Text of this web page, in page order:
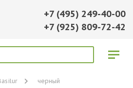
+7 (495) 249-40-00
+7 (925) 809-72-42
черный